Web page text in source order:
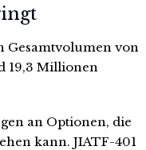
Gesamtvolumen von
19,3 Millionen
an Optionen, die
kann. JIATF-401